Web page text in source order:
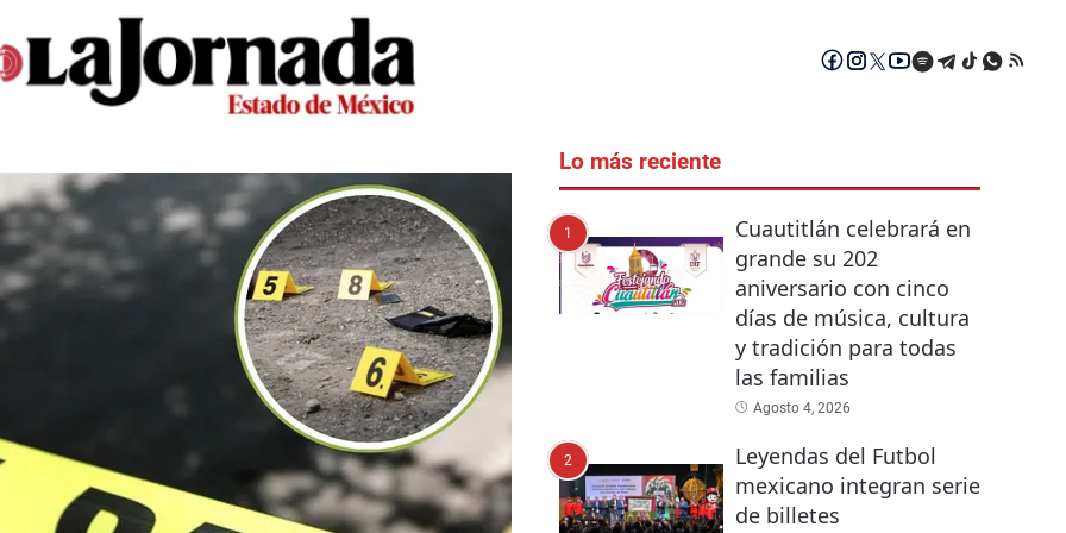
Lo más reciente
1
Cuautitlán celebrará en
grande su 202
aniversario con cinco
días de música, cultura
y tradición para todas
las familias
Agosto 4, 2026
2
Leyendas del Futbol
mexicano integran serie
de billetes